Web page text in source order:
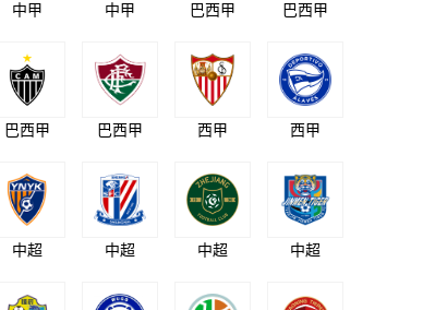
中甲 中甲 巴西甲 巴西甲
巴西甲 巴西甲 西甲 西甲
中超 中超 中超 中超